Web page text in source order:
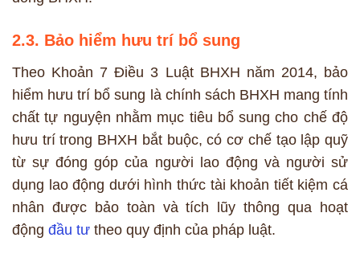
2.3. Bảo hiểm hưu trí bổ sung
Theo Khoản 7 Điều 3 Luật BHXH năm 2014, bảo
hiểm hưu trí bổ sung là chính sách BHXH mang tính
chất tự nguyện nhằm mục tiêu bổ sung cho chế độ
hưu trí trong BHXH bắt buộc, có cơ chế tạo lập quỹ
từ sự đóng góp của người lao động và người sử
dụng lao động dưới hình thức tài khoản tiết kiệm cá
nhân được bảo toàn và tích lũy thông qua hoạt
động đầu tư theo quy định của pháp luật.